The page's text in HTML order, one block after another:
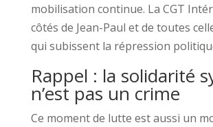
mobilisation continue. La CGT
côtés de Jean-Paul et de toutes
qui subissent la répression
Rappel : la solidarité
n’est pas un crime
Ce moment de lutte est aussi un